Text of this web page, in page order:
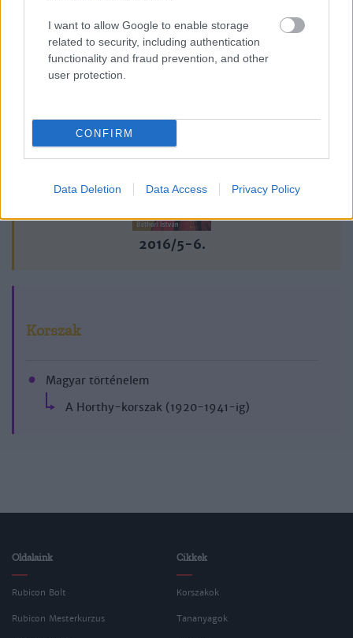
I want to allow Google to enable storage
related to security, including authentication
functionality and fraud prevention, and other
user protection.
CONFIRM
Data Deletion Data Access Privacy Policy
Lapszám
2016/5-6.
Korszak
Magyar történelem
A Horthy-korszak (1920-1941-ig)
Oldalaink
Rubicon Bolt
Rubicon Mesterkurzus
Cikkek
Korszakok
Tananyagok